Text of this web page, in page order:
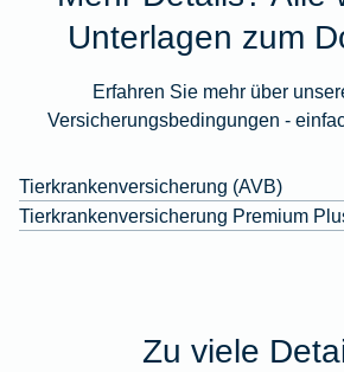
Unterlagen zum
Erfahren Sie mehr über
Versicherungsbedingungen -
Tierkrankenversicherung (AVB)
Tierkrankenversicherung Premium
Zu viele